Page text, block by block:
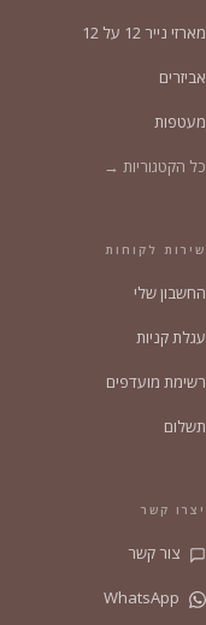
מארזי נייר 12 על 12
אביזרים
מעטפות
כל הקטגוריות →
שירות לקוחות
החשבון שלי
עגלת קניות
רשימת מועדפים
תשלום
יצרו קשר
צור קשר